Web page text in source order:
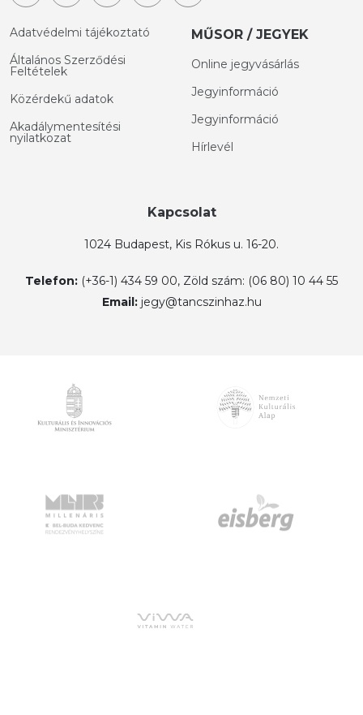
Adatvédelmi tájékoztató
Általános Szerződési
Feltételek
Közérdekű adatok
Akadálymentesítési
nyilatkozat
MŰSOR / JEGYEK
Online jegyvásárlás
Jegyinformáció
Jegyinformáció
Hírlevél
Kapcsolat
1024 Budapest, Kis Rókus u. 16-20.
Telefon: (+36-1) 434 59 00, Zöld szám: (06 80) 10 44 55
Email: jegy@tancszinhaz.hu